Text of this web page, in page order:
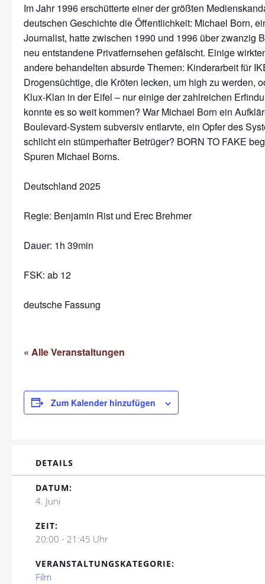
Im Jahr 1996 erschütterte einer der größten
deutschen Geschichte die Öffentlichkeit: Michael Born,
Journalist, hatte zwischen 1990 und 1996 über zwanzig
neu entstandene Privatfernsehen gefälscht. Einige
andere behandelten absurde Themen: Kinderarbeit für
Drogensüchtige, die Kröten lecken, um high zu werden,
Klux-Klan in der Eifel – nur einige der zahlreichen
konnte es so weit kommen? War Michael Born ein
Boulevard-System subversiv entlarvte, ein Opfer des
schlicht ein stümperhafter Betrüger? BORN TO FAKE
Spuren Michael Borns.
Deutschland 2025
Regie: Benjamin Rist und Erec Brehmer
Dauer: 1h 39min
FSK: ab 12
deutsche Fassung
« Alle Veranstaltungen
Zum Kalender hinzufügen
DETAILS
DATUM:
4. Juni
ZEIT:
20:00 - 21:45 Uhr
VERANSTALTUNGSKATEGORIE:
Film